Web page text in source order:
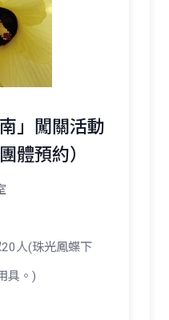
」闖關活動
體預約）
人(珠光鳳蝶下
具。)